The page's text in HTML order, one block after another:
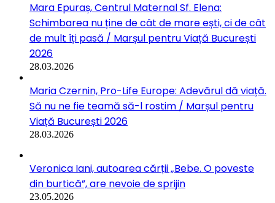
Mara Epuraș, Centrul Maternal Sf. Elena:
Schimbarea nu ține de cât de mare ești, ci de cât
de mult îți pasă / Marșul pentru Viață București
2026
28.03.2026
Maria Czernin, Pro-Life Europe: Adevărul dă viață.
Să nu ne fie teamă să-l rostim / Marșul pentru
Viață București 2026
28.03.2026
Veronica Iani, autoarea cărții „Bebe. O poveste
din burtică”, are nevoie de sprijin
23.05.2026